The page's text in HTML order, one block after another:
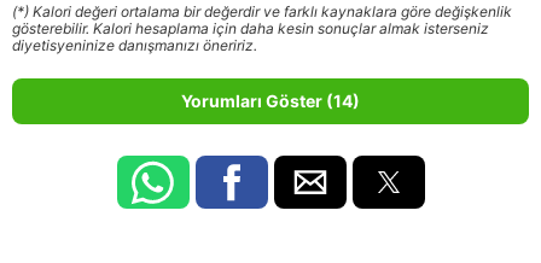
(*) Kalori değeri ortalama bir değerdir ve farklı kaynaklara göre değişkenlik
gösterebilir. Kalori hesaplama için daha kesin sonuçlar almak isterseniz
diyetisyeninize danışmanızı öneririz.
Yorumları Göster (14)